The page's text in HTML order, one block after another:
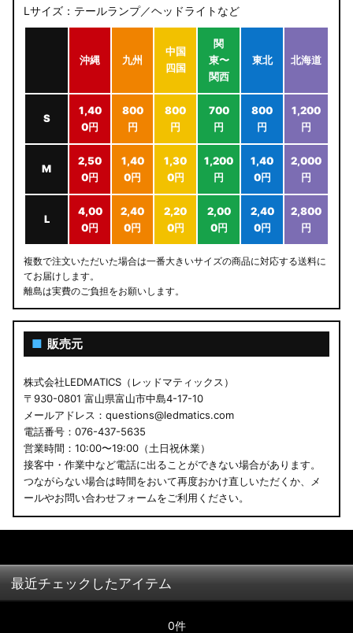
Lサイズ：テールランプ／ヘッドライトなど
沖縄 九州
中国
四国
関
東〜
関西
東北 北海道
S
1,40
0円
800
円
800
円
700
円
800
円
1,200
円
M
2,50
0円
1,40
0円
1,30
0円
1,200
円
1,40
0円
2,000
円
L
4,00
0円
2,40
0円
2,20
0円
2,00
0円
2,40
0円
2,800
円
複数で注文いただいた場合は一番大きいサイズの商品に対応する送料に
てお届けします。
離島は実費のご負担をお願いします。
■ 販売元
株式会社LEDMATICS（レッドマティックス）
〒930-0801 富山県富山市中島4-17-10
メールアドレス：questions@ledmatics.com
電話番号：076-437-5635
営業時間：10:00〜19:00（土日祝休業）
接客中・作業中など電話に出ることができない場合があります。
つながらない場合は時間をおいて再度おかけ直しいただくか、メ
ールやお問い合わせフォームをご利用ください。
最近チェックしたアイテム
0件